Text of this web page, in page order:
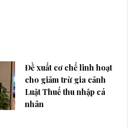
Đề xuất cơ chế linh hoạt
cho giảm trừ gia cảnh
Luật Thuế thu nhập cá
nhân